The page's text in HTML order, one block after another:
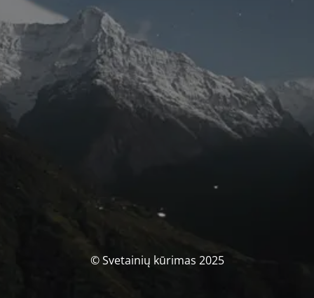
© Svetainių kūrimas 2025